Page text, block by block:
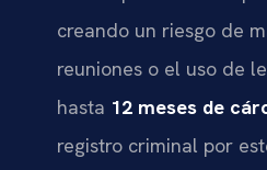
creando un riesgo de
reuniones o el uso de
hasta 12 meses de
registro criminal por